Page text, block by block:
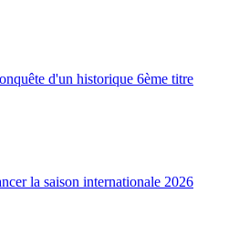
d'un historique 6ème titre
la saison internationale 2026